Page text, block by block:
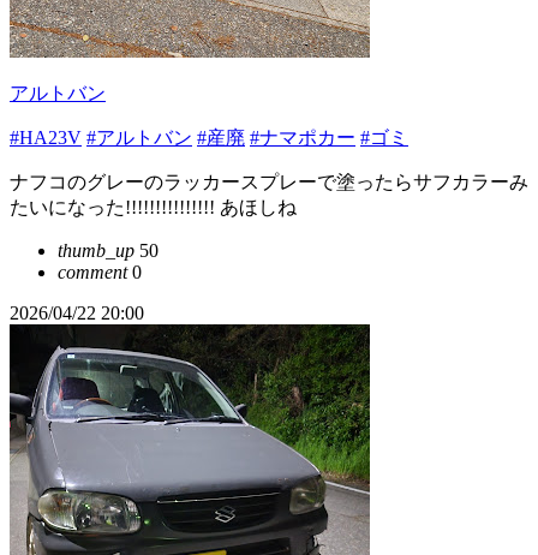
アルトバン
#HA23V #アルトバン #産廃 #ナマポカー #ゴミ
ナフコのグレーのラッカースプレーで塗ったらサフカラーみ
たいになった!!!!!!!!!!!!!!! あほしね
thumb_up 50
comment0
2026/04/22 20:00